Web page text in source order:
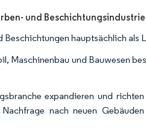
und Beschichtungsindustrie
hauptsächlich als
Maschinenbau und Bauwesen
expandieren und
nach neuen